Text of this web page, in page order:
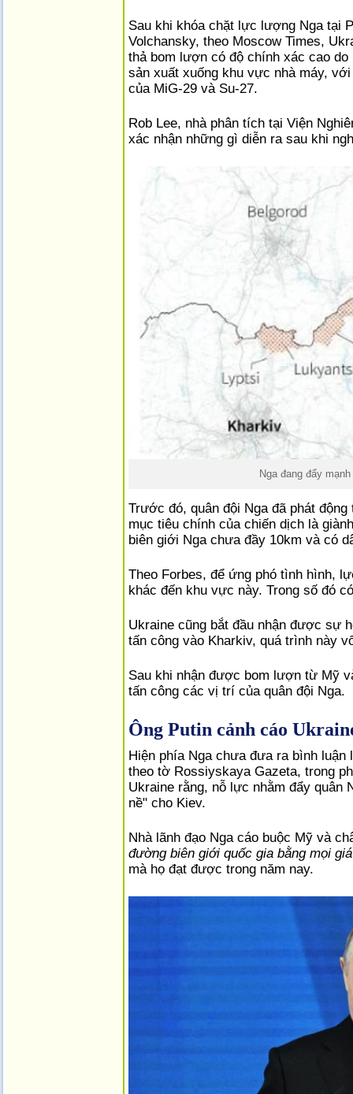
Sau khi khóa chặt lực lượng Nga tại
Volchansky, theo Moscow Times,
thả bom lượn có độ chính xác cao do
sản xuất xuống khu vực nhà máy,
của MiG-29 và Su-27.
Rob Lee, nhà phân tích tại Viện
xác nhận những gì diễn ra sau khi
Nga đang đẩy
Trước đó, quân đội Nga đã phát
mục tiêu chính của chiến dịch là
biên giới Nga chưa đầy 10km và có
Theo Forbes, để ứng phó tình hình,
khác đến khu vực này. Trong số đó
Ukraine cũng bắt đầu nhận được sự
tấn công vào Kharkiv, quá trình này
Sau khi nhận được bom lượn từ Mỹ
tấn công các vị trí của quân đội Nga.
Ông Putin cảnh cáo
Hiện phía Nga chưa đưa ra bình
theo tờ Rossiyskaya Gazeta, trong
Ukraine rằng, nỗ lực nhằm đẩy quân
nề" cho Kiev.
Nhà lãnh đạo Nga cáo buộc Mỹ và
đường biên giới quốc gia bằng mọi
mà họ đạt được trong năm nay.